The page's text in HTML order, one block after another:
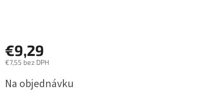
€9,29
€7,55 bez DPH
cena:
Na objednávku